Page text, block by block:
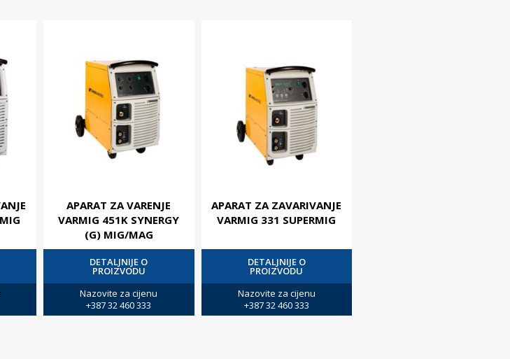
APARAT ZA VARENJE
VARMIG 451K SYNERGY
(G) MIG/MAG
DETALJNIJE O
PROIZVODU
Nazovite za cijenu
+387 32 460 333
APARAT ZA ZAVARIVANJE
VARMIG 331 SUPERMIG
DETALJNIJE O
PROIZVODU
Nazovite za cijenu
+387 32 460 333